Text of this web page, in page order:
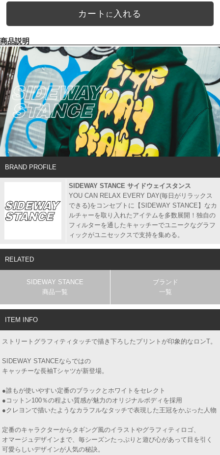
カート に 入れる
商品説明
BRAND PROFILE
SIDEWAY STANCE サイドウェイスタンス
YOU CAN RELAX EVERY DAY(毎日がリラックス
できる)をコンセプトに【SIDEWAY STANCE】なカ
ルチャーを取り入れたアイテムを多数展開！独自の
フィルターを通したキャッチーでユニークなグラフ
ィックがユニセックスで支持を集める。
RELATED
SIDEWAY STANCE
商品一覧
ブランド
一覧
ITEM INFO
ストリートグラフィティタッチで描き下ろしたプリントが印象的なロンT。
SIDEWAY STANCEならではの
キャッチーな長袖Tシャツが新登場。
●誰もが使いやすい定番のブラックとホワイトをセレクト
●コットン100％の程よい質感が魅力のオリジナルボディを採用
●クレヨンで描いたようなカラフルなタッチで表現した王冠をかぶった人物
定番のキャラクターからタギング風のイラストやグラフィティロゴ、
オマージュデザインまで、毎シーズンたっぷりと遊び心があって目を引く
可愛らしいデザインが人気の秘訣。